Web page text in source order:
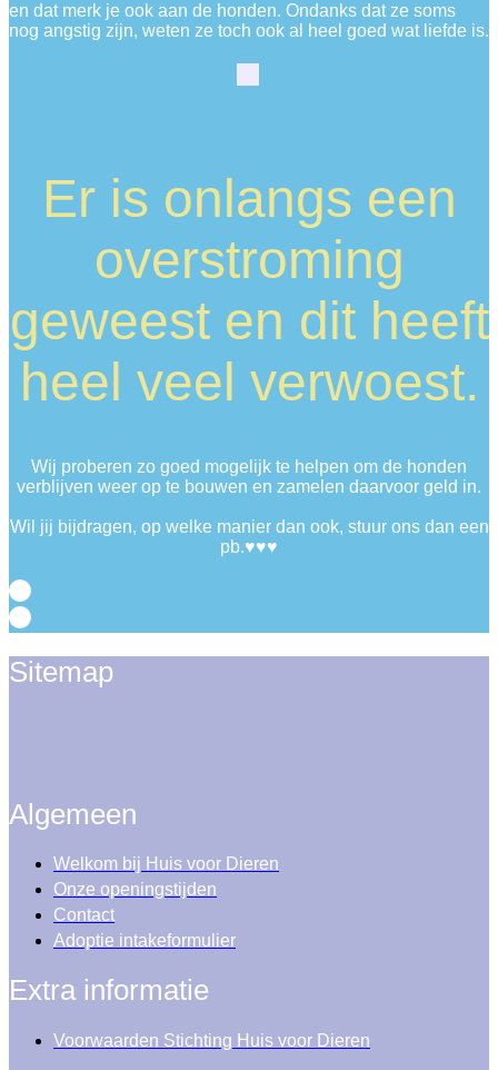
en dat merk je ook aan de honden. Ondanks dat ze soms
nog angstig zijn, weten ze toch ook al heel goed wat liefde is.
Er is onlangs een
overstroming
geweest en dit heeft
heel veel verwoest.
Wij proberen zo goed mogelijk te helpen om de honden
verblijven weer op te bouwen en zamelen daarvoor geld in.
Wil jij bijdragen, op welke manier dan ook, stuur ons dan een
pb.♥♥♥​
Sitemap
Algemeen
Welkom bij Huis voor Dieren
Onze openingstijden
Contact
Adoptie intakeformulier
Extra informatie
Voorwaarden Stichting Huis voor Dieren